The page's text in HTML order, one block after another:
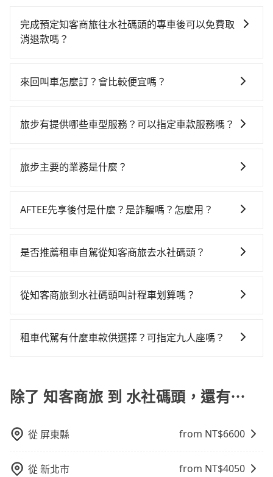
完成預定知客商旅往水社碼頭的專車後可以免費取
消退款嗎？
論任何理由，保證全額退費，且不收取任何手續費。
來回叫車怎麼訂？會比較便宜嗎？
趟車的資訊，所以如果需要來回叫車，請分兩筆訂單預
不限單程或來回。
旅步有提供哪些車型服務？可以指定車款服務嗎？
指定車款服務的需求，可以先將您的需先提供旅步，會
旅步主要的業務是什麼？
務，依據旅客的需求來安排。旅客可立即在官網進行價
AFTEE先享後付是什麼？是詐騙嗎？怎麼用？
新的「先享受後付款」消費金融服務。只需提供手機號
是否推薦租車自駕從知客商旅去水社碼頭？
時不需要閉目養神（因為要自己開車），最重要的是你
$115~205承租小轎車，每公里再額外加收$3.2，從知客
估進去，但額外的汽車保險與可能的罰單都需自付。再
Yaris、Prius C、Vios這類乘坐體驗較差的車款，如果人
數超過四位，更是沒有較大的七人座或九人座可供選
發現仍有上一組乘客遺留的垃圾或者撞凹的車門仍未被
從知客商旅到水社碼頭叫計程車划算嗎？
灣大車隊、Uber、Line Taxi、Yoxi等，如果在路邊攔不
1,875~2,300元間，但如改預約tripool可省高達$500。
但如果要考慮到回程，南投縣僅有合法計程車約340輛，
度是雙北市的490倍。再加上台中市有些計程車司機不按
約，以免當場被坑受騙。綜合以上，無論在價格或服務
租車代駕有什麼車款供選擇？可指定九人座嗎？
VW為主，其中也有少量進口車像凌志Lexus、特斯拉
Tesla、賓士Benz等高級車款。全部五年內合法營業用
特殊需求或人數較多，需要大T保母車、20人座中巴、
除了 知客商旅 到 水社碼頭，還有⋯
從 屏東縣 from NT$6600
從新北市 from NT$4050